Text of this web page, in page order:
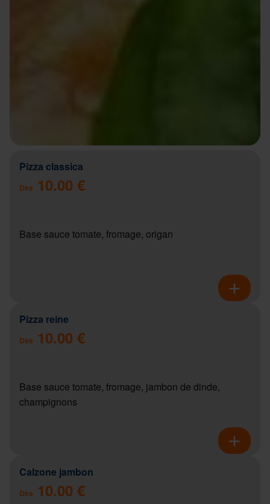
Pizza classica
Dès 10.00 €
Base sauce tomate, fromage, origan
Pizza reine
Dès 10.00 €
Base sauce tomate, fromage, jambon de dinde,
champignons
Calzone jambon
Dès 10.00 €